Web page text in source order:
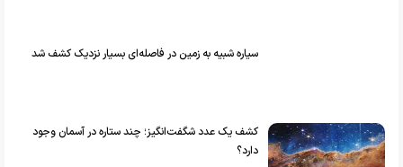
سیاره شبیه به زمین در فاصله‌ای بسیار نزدیک کشف شد
کشف یک عدد شگفت‌انگیز؛ چند ستاره در آسمان وجود
دارد؟